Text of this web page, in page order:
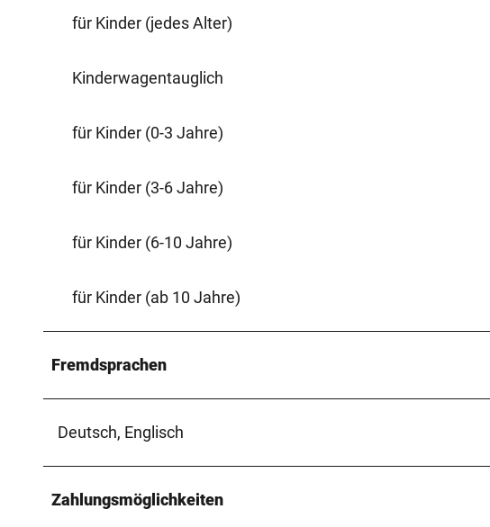
für Kinder (jedes Alter)
Kinderwagentauglich
für Kinder (0-3 Jahre)
für Kinder (3-6 Jahre)
für Kinder (6-10 Jahre)
für Kinder (ab 10 Jahre)
Fremdsprachen
Deutsch, Englisch
Zahlungsmöglichkeiten